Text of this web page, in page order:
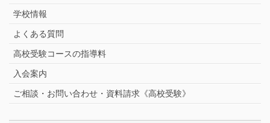
学校情報
よくある質問
高校受験コースの指導料
入会案内
ご相談・お問い合わせ・資料請求《高校受験》